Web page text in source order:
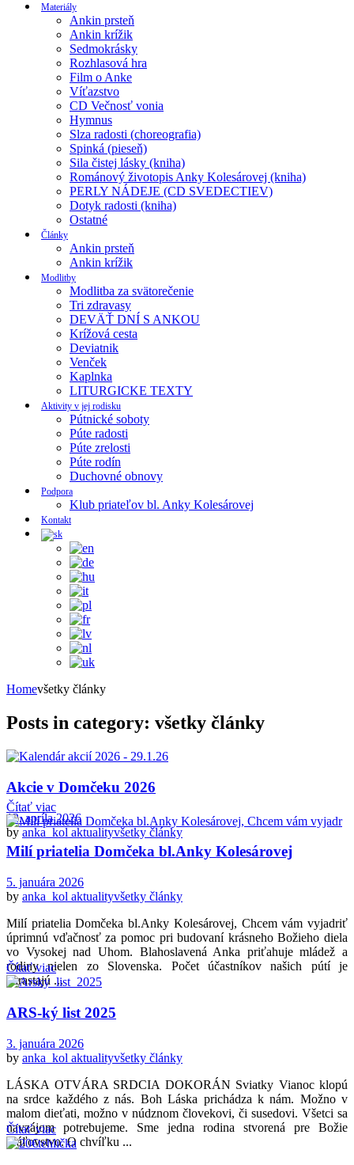
Materiály
Ankin prsteň
Ankin krížik
Sedmokrásky
Rozhlasová hra
Film o Anke
Víťazstvo
CD Večnosť vonia
Hymnus
Slza radosti (choreografia)
Spinká (pieseň)
Sila čistej lásky (kniha)
Románový životopis Anky Kolesárovej (kniha)
PERLY NÁDEJE (CD SVEDECTIEV)
Dotyk radosti (kniha)
Ostatné
Články
Ankin prsteň
Ankin krížik
Modlitby
Modlitba za svätorečenie
Tri zdravasy
DEVÄŤ DNÍ S ANKOU
Krížová cesta
Deviatnik
Venček
Kaplnka
LITURGICKE TEXTY
Aktivity v jej rodisku
Pútnické soboty
Púte radosti
Púte zrelosti
Púte rodín
Duchovné obnovy
Podpora
Klub priateľov bl. Anky Kolesárovej
Kontakt
Homevšetky články
Posts in category: všetky články
Akcie v Domčeku 2026
12. apríla 2026
by anka_kol aktualityvšetky články
Čítať viac
Milí priatelia Domčeka bl.Anky Kolesárovej
5. januára 2026
by anka_kol aktualityvšetky články
Milí priatelia Domčeka bl.Anky Kolesárovej, Chcem vám vyjadriť
úprimnú vďačnosť za pomoc pri budovaní krásneho Božieho diela
vo Vysokej nad Uhom. Blahoslavená Anka priťahuje mládež a
rodiny nielen zo Slovenska. Počet účastníkov našich pútí je
narastajú ...
Čítať viac
ARS-ký list 2025
3. januára 2026
by anka_kol aktualityvšetky články
LÁSKA OTVÁRA SRDCIA DOKORÁN Sviatky Vianoc klopú
na srdce každého z nás. Boh Láska prichádza k nám. Možno v
malom dieťati, možno v núdznom človekovi, či susedovi. Všetci sa
navzájom potrebujeme. Sme jedna rodina stvorená pre Božie
kráľovstvo. O chvíľku ...
Čítať viac